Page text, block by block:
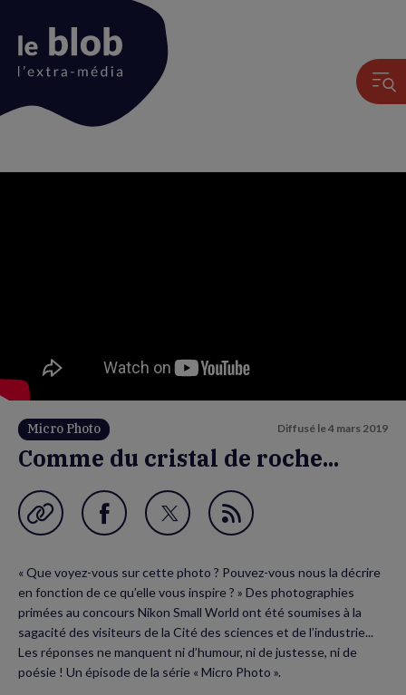
Micro Photo Diffusé le4 mars 2019
Comme du cristal de roche...
Garder en favori
Partager
Facebook
(nouvelle
fenêtre)
Partager
Twitter
(nouvelle
fenêtre)
Flux
« Que voyez-vous sur cette photo ? Pouvez-vous nous la décrire
en fonction de ce qu’elle vous inspire ? » Des photographies
primées au concours Nikon Small World ont été soumises à la
sagacité des visiteurs de la Cité des sciences et de l’industrie...
Les réponses ne manquent ni d’humour, ni de justesse, ni de
poésie ! Un épisode de la série « Micro Photo ».